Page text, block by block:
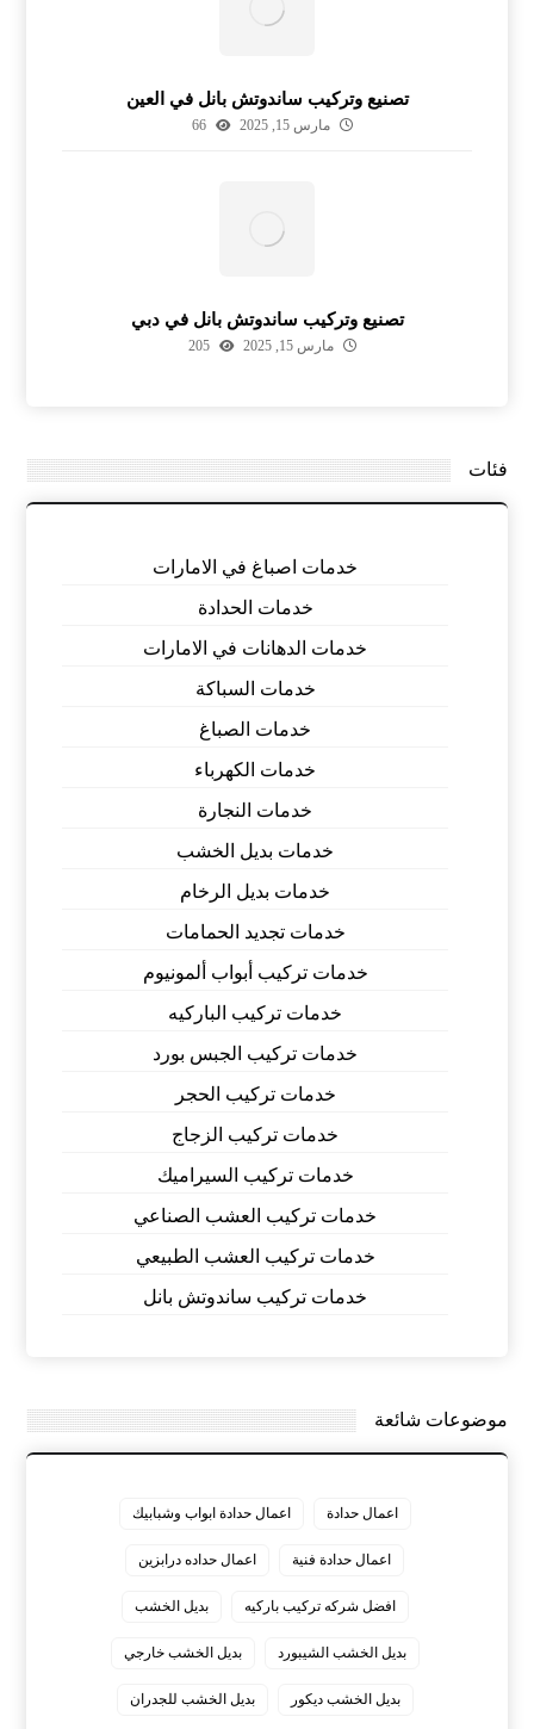
تصنيع وتركيب ساندوتش بانل في العين
مارس 15, 2025 66
تصنيع وتركيب ساندوتش بانل في دبي
مارس 15, 2025 205
فئات
خدمات اصباغ في الامارات
خدمات الحدادة
خدمات الدهانات في الامارات
خدمات السباكة
خدمات الصباغ
خدمات الكهرباء
خدمات النجارة
خدمات بديل الخشب
خدمات بديل الرخام
خدمات تجديد الحمامات
خدمات تركيب أبواب ألمونيوم
خدمات تركيب الباركيه
خدمات تركيب الجبس بورد
خدمات تركيب الحجر
خدمات تركيب الزجاج
خدمات تركيب السيراميك
خدمات تركيب العشب الصناعي
خدمات تركيب العشب الطبيعي
خدمات تركيب ساندوتش بانل
موضوعات شائعة
اعمال حدادة اعمال حدادة ابواب وشبابيك
اعمال حدادة فنية اعمال حداده درابزين
افضل شركه تركيب باركيه بديل الخشب
بديل الخشب الشيبورد بديل الخشب خارجي
بديل الخشب ديكور بديل الخشب للجدران